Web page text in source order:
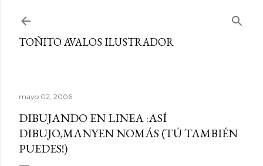
TOÑITO AVALOS ILUSTRADOR
mayo 02, 2006
DIBUJANDO EN LINEA :ASÍ
DIBUJO,MANYEN NOMÁS (TÚ TAMBIÉN
PUEDES!)